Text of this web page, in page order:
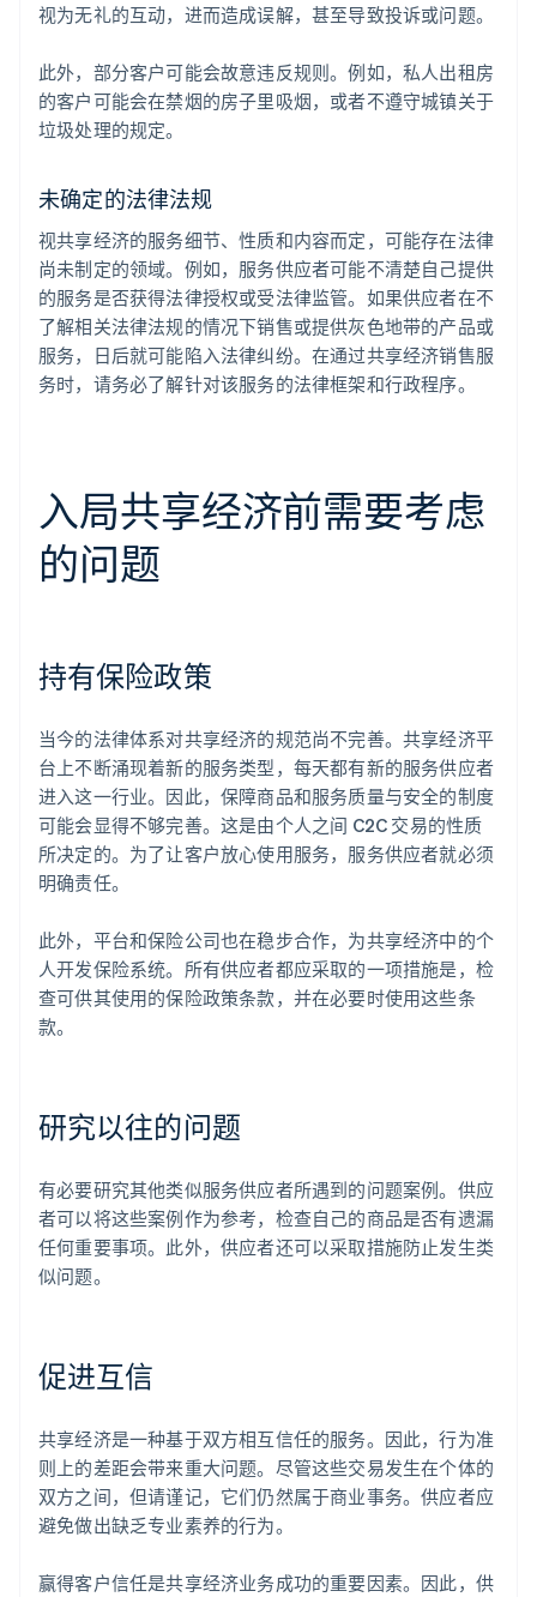
视为无礼的互动，进而造成误解，甚至导致投诉或问题。
此外，部分客户可能会故意违反规则。例如，私人出租房
的客户可能会在禁烟的房子里吸烟，或者不遵守城镇关于
垃圾处理的规定。
未确定的法律法规
视共享经济的服务细节、性质和内容而定，可能存在法律
尚未制定的领域。例如，服务供应者可能不清楚自己提供
的服务是否获得法律授权或受法律监管。如果供应者在不
了解相关法律法规的情况下销售或提供灰色地带的产品或
服务，日后就可能陷入法律纠纷。在通过共享经济销售服
务时，请务必了解针对该服务的法律框架和行政程序。
入局共享经济前需要考虑
的问题
持有保险政策
当今的法律体系对共享经济的规范尚不完善。共享经济平
台上不断涌现着新的服务类型，每天都有新的服务供应者
进入这一行业。因此，保障商品和服务质量与安全的制度
可能会显得不够完善。这是由个人之间 C2C 交易的性质
所决定的。为了让客户放心使用服务，服务供应者就必须
明确责任。
此外，平台和保险公司也在稳步合作，为共享经济中的个
人开发保险系统。所有供应者都应采取的一项措施是，检
查可供其使用的保险政策条款，并在必要时使用这些条
款。
研究以往的问题
有必要研究其他类似服务供应者所遇到的问题案例。供应
者可以将这些案例作为参考，检查自己的商品是否有遗漏
任何重要事项。此外，供应者还可以采取措施防止发生类
似问题。
促进互信
共享经济是一种基于双方相互信任的服务。因此，行为准
则上的差距会带来重大问题。尽管这些交易发生在个体的
双方之间，但请谨记，它们仍然属于商业事务。供应者应
避免做出缺乏专业素养的行为。
赢得客户信任是共享经济业务成功的重要因素。因此，供